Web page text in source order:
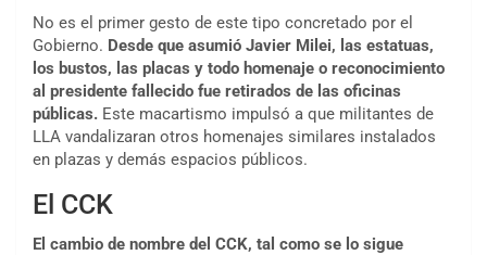
No es el primer gesto de este tipo concretado por el
Gobierno. Desde que asumió Javier Milei, las estatuas,
los bustos, las placas y todo homenaje o reconocimiento
al presidente fallecido fue retirados de las oficinas
públicas. Este macartismo impulsó a que militantes de
LLA vandalizaran otros homenajes similares instalados
en plazas y demás espacios públicos.
El CCK
El cambio de nombre del CCK, tal como se lo sigue